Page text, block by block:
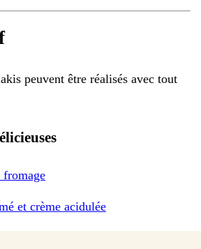
peuvent être réalisés avec tout
fromage
et crème acidulée